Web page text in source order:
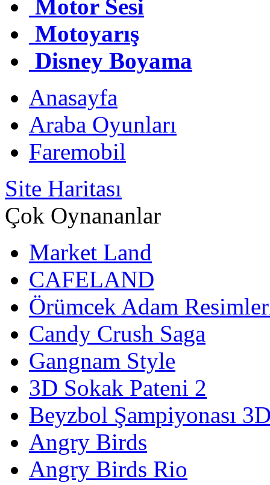
Motor Sesi
Motoyarış
Disney Boyama
Anasayfa
Araba Oyunları
Faremobil
Site Haritası
Çok Oynananlar
Market Land
CAFELAND
Örümcek Adam
Candy Crush Saga
Gangnam Style
3D Sokak Pateni 2
Beyzbol Şampiyonası
Angry Birds
Angry Birds Rio